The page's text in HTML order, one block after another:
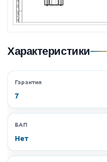
Характеристики
Гарантия
7
БАП
Нет